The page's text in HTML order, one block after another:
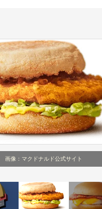
画像：マクドナルド公式サイト